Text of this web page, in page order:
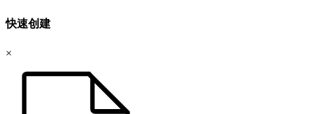
快速创建
×